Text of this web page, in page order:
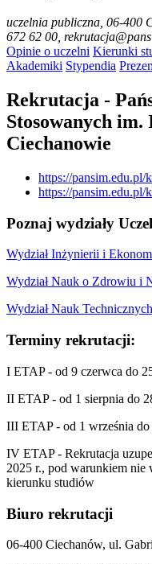
uczelnia publiczna , 06-400
672 62 00,
Opinie o uczelni Kierunki
Akademiki Stypendia
Rekrutacja -
Stosowanych im.
Ciechanowie
https://pansim.edu.pl/
https://pansim.edu.pl/
Poznaj wydziały
Wydział Inżynierii i
Wydział Nauk o Zdrowiu i
Wydział Nauk
Terminy rekrutacji:
I ETAP - od 9 czerwca do
II ETAP - od 1 sierpnia do
III ETAP - od 1 września do
IV ETAP - Rekrutacja
2025 r., pod warunkiem nie
kierunku studiów
Biuro rekrutacji
06-400 Ciechanów, ul.